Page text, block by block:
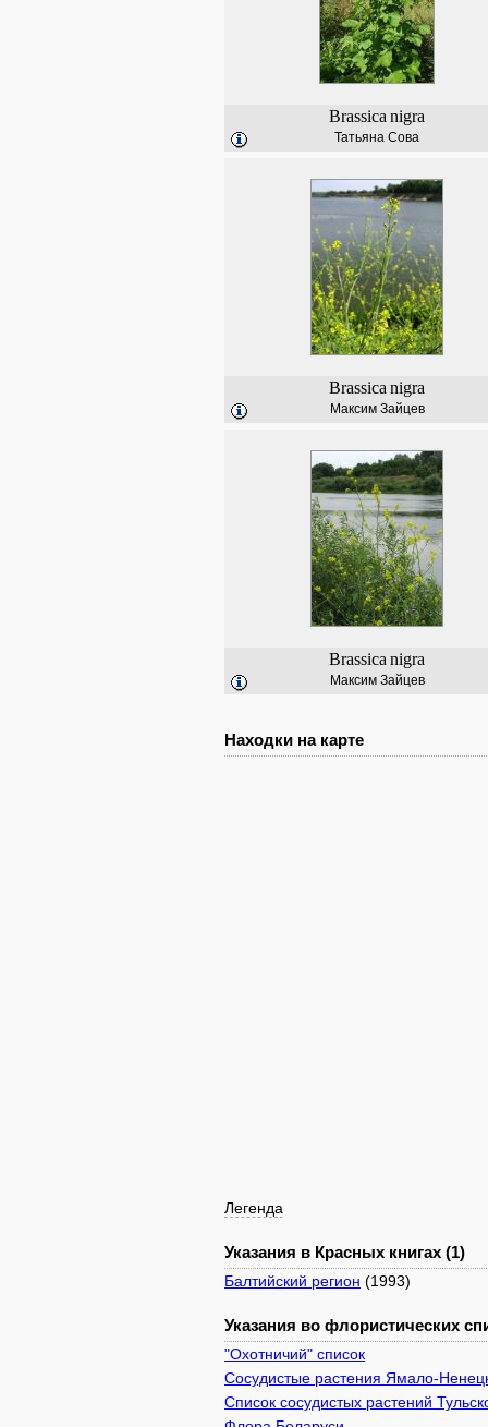
Brassica nigra
Татьяна Сова
Brassica nigra
Максим Зайцев
Brassica nigra
Максим Зайцев
Находки на карте
Легенда
Указания в Красных книгах (1)
Балтийский регион (1993)
Указания во флористических
"Охотничий" список
Сосудистые растения Ямало-
Список сосудистых растений